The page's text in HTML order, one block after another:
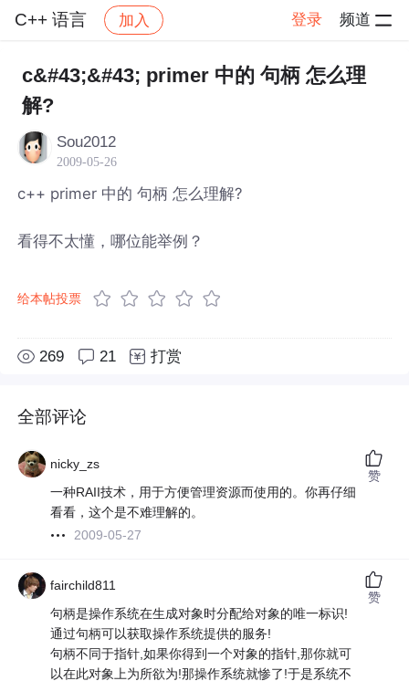
C++ 语言 加入 登录 频道
社区 C++ 语言 帖子详情
c&#43;&#43; primer 中的 句柄 怎么理
解?
Sou2012
2009-05-26
c++ primer 中的 句柄 怎么理解?
看得不太懂，哪位能举例？
给本帖投票
269 21 打赏
全部评论
nicky_zs
一种RAII技术，用于方便管理资源而使用的。你再仔细
看看，这个是不难理解的。
2009-05-27
赞
fairchild811
句柄是操作系统在生成对象时分配给对象的唯一标识!
通过句柄可以获取操作系统提供的服务!
句柄不同于指针,如果你得到一个对象的指针,那你就可
以在此对象上为所欲为!那操作系统就惨了!于是系统不
赞